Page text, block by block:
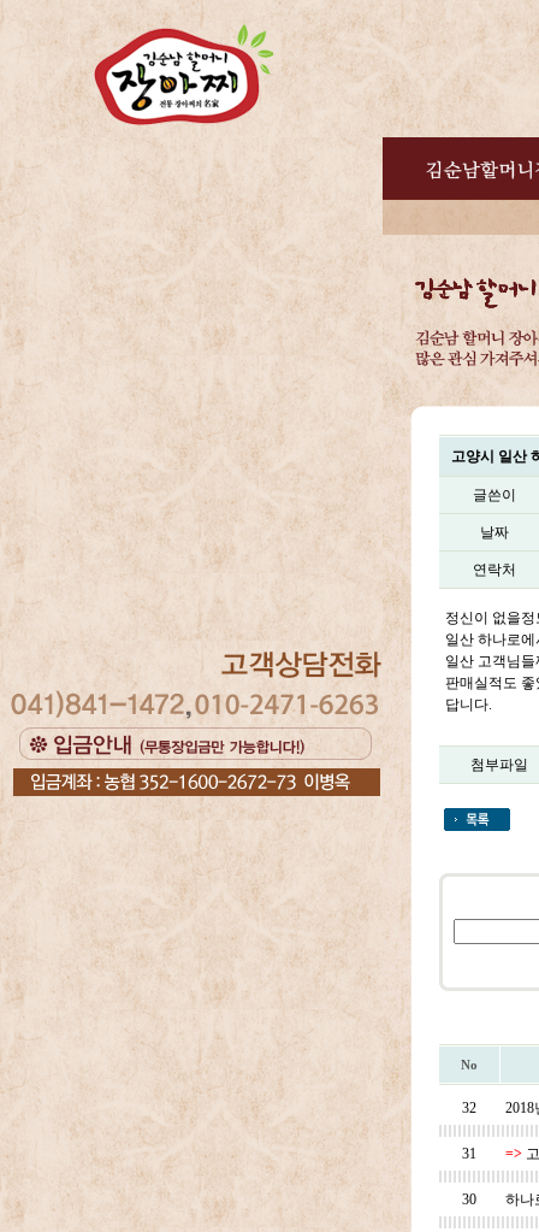
고양시 일산
글쓴이
날짜
연락처
정신이 없을
일산 하나로
일산 고객님
판매실적도
답니다.
첨부파일
No
32
31 =>
30 하나